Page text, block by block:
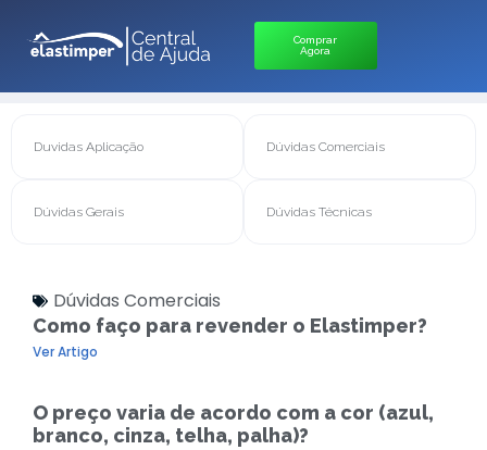
Comprar
Agora
Duvidas Aplicação Dúvidas Comerciais
Dúvidas Gerais Dúvidas Técnicas
Dúvidas Comerciais
Como faço para revender o Elastimper?
Ver Artigo
O preço varia de acordo com a cor (azul,
branco, cinza, telha, palha)?